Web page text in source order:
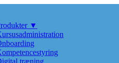
▼
træning